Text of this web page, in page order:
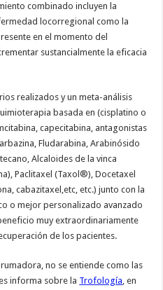
combinado incluyen la
locorregional como la
en el momento del
sustancialmente la eficacia
realizados y un meta-análisis
basada en (cisplatino o
capecitabina, antagonistas
Fludarabina, Arabinósido
Alcaloides de la vinca
Paclitaxel (Taxol®), Docetaxel
cabazitaxel,etc, etc.) junto con la
o mejor personalizado avanzado
muy extraordinariamente
de los pacientes.
no se entiende como las
informa sobre la Trofología, en